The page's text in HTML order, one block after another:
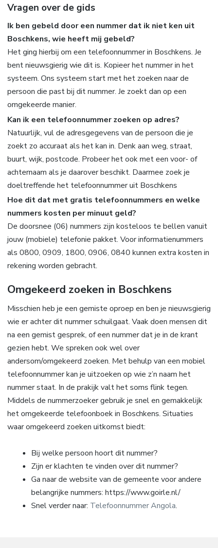
Vragen over de gids
Ik ben gebeld door een nummer dat ik niet ken uit
Boschkens, wie heeft mij gebeld?
Het ging hierbij om een telefoonnummer in Boschkens. Je
bent nieuwsgierig wie dit is. Kopieer het nummer in het
systeem. Ons systeem start met het zoeken naar de
persoon die past bij dit nummer. Je zoekt dan op een
omgekeerde manier.
Kan ik een telefoonnummer zoeken op adres?
Natuurlijk, vul de adresgegevens van de persoon die je
zoekt zo accuraat als het kan in. Denk aan weg, straat,
buurt, wijk, postcode. Probeer het ook met een voor- of
achternaam als je daarover beschikt. Daarmee zoek je
doeltreffende het telefoonnummer uit Boschkens
Hoe dit dat met gratis telefoonnummers en welke
nummers kosten per minuut geld?
De doorsnee (06) nummers zijn kosteloos te bellen vanuit
jouw (mobiele) telefonie pakket. Voor informatienummers
als 0800, 0909, 1800, 0906, 0840 kunnen extra kosten in
rekening worden gebracht.
Omgekeerd zoeken in Boschkens
Misschien heb je een gemiste oproep en ben je nieuwsgierig
wie er achter dit nummer schuilgaat. Vaak doen mensen dit
na een gemist gesprek, of een nummer dat je in de krant
gezien hebt. We spreken ook wel over
andersom/omgekeerd zoeken. Met behulp van een mobiel
telefoonnummer kan je uitzoeken op wie z’n naam het
nummer staat. In de prakijk valt het soms flink tegen.
Middels de nummerzoeker gebruik je snel en gemakkelijk
het omgekeerde telefoonboek in Boschkens. Situaties
waar omgekeerd zoeken uitkomst biedt:
Bij welke persoon hoort dit nummer?
Zijn er klachten te vinden over dit nummer?
Ga naar de website van de gemeente voor andere
belangrijke nummers: https://www.goirle.nl/
Snel verder naar: Telefoonnummer Angola.